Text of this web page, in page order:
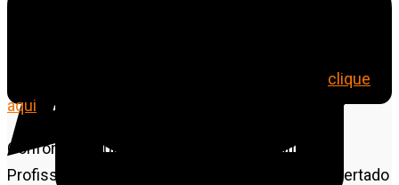
clique
aqui
Conforme a publicação, o curso de Qualificação
Profissional em Auxiliar de Almoxarifado será ofertado